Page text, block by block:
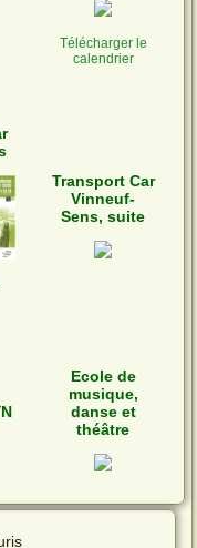
Télécharger le
calendrier
Transport Car
Vinneuf-
Sens, suite
Ecole de
musique,
danse et
théâtre